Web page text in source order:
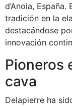
d’Anoia,
tradición en la
destacándose
innovación
Pioneros
cava
Delapierre ha